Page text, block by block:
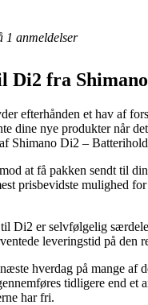
1 anmeldelser
Di2 fra Shimano
efterhånden et hav af
dine nye produkter når
Shimano Di2 –
at få pakken sendt til
prisbevidste mulighed
Di2 er selvfølgelig
leveringstid på den
hverdag på mange
tidligere end
har fri.